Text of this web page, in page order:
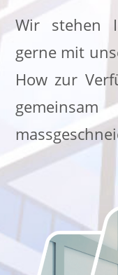
Wir stehen
gerne mit
How zur